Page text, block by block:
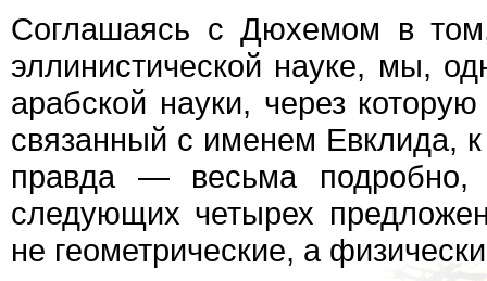
Соглашаясь с Дюхемом в
эллинистической науке, мы,
арабской науки, через
связанный с именем Евклида,
правда — весьма
следующих четырех
не геометрические, а